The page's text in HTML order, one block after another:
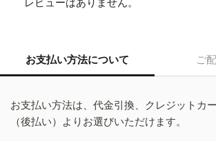
お支払い方法について ご
お支払い方法は、代金引換、クレジットカ
（後払い）よりお選びいただけます。